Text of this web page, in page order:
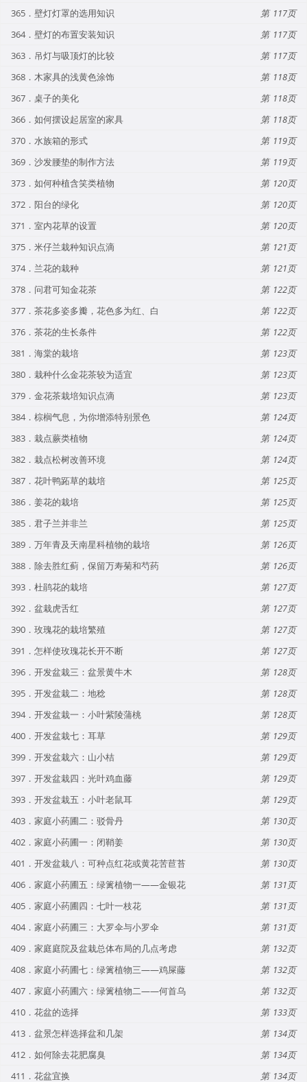
365．壁灯灯罩的选用知识
117
364．壁灯的布置安装知识
117
363．吊灯与吸顶灯的比较
117
368．木家具的浅黄色涂饰
118
367．桌子的美化
118
366．如何摆设起居室的家具
118
370．水族箱的形式
119
369．沙发腰垫的制作方法
119
373．如何种植含笑类植物
120
372．阳台的绿化
120
371．室内花草的设置
120
375．米仔兰栽种知识点滴
121
374．兰花的栽种
121
378．问君可知金花茶
122
377．茶花多姿多瓣，花色多为红、白
122
376．茶花的生长条件
122
381．海棠的栽培
123
380．栽种什么金花茶较为适宜
123
379．金花茶栽培知识点滴
123
384．棕榈气息，为你增添特别景色
124
383．栽点蕨类植物
124
382．栽点松树改善环境
124
387．花叶鸭跖草的栽培
125
386．姜花的栽培
125
385．君子兰并非兰
125
389．万年青及天南星科植物的栽培
126
388．除去胜红蓟，保留万寿菊和芍药
126
393．杜鹃花的栽培
127
392．盆栽虎舌红
127
390．玫瑰花的栽培繁殖
127
391．怎样使玫瑰花长开不断
127
396．开发盆栽三：盆景黄牛木
128
395．开发盆栽二：地稔
128
394．开发盆栽一：小叶紫陵蒲桃
128
400．开发盆栽七：耳草
129
399．开发盆栽六：山小桔
129
397．开发盆栽四：光叶鸡血藤
129
393．开发盆栽五：小叶老鼠耳
129
403．家庭小药圃二：驳骨丹
130
402．家庭小药圃一：闭鞘姜
130
401．开发盆栽八：可种点红花或黄花苦苣苔
130
406．家庭小药圃五：绿篱植物一——金银花
131
405．家庭小药圃四：七叶一枝花
131
404．家庭小药圃三：大罗伞与小罗伞
131
409．家庭庭院及盆栽总体布局的几点考虑
132
408．家庭小药圃七：绿篱植物三——鸡屎藤
132
407．家庭小药圃六：绿篱植物二——何首乌
132
410．花盆的选择
133
413．盆景怎样选择盆和几架
134
412．如何除去花肥腐臭
134
411．花盆宜换
134